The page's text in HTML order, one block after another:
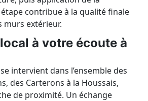
contribue à la qualité finale
murs extérieur.
à votre écoute à
intervient dans l’ensemble des
des Carterons à la Houssais,
de proximité. Un échange